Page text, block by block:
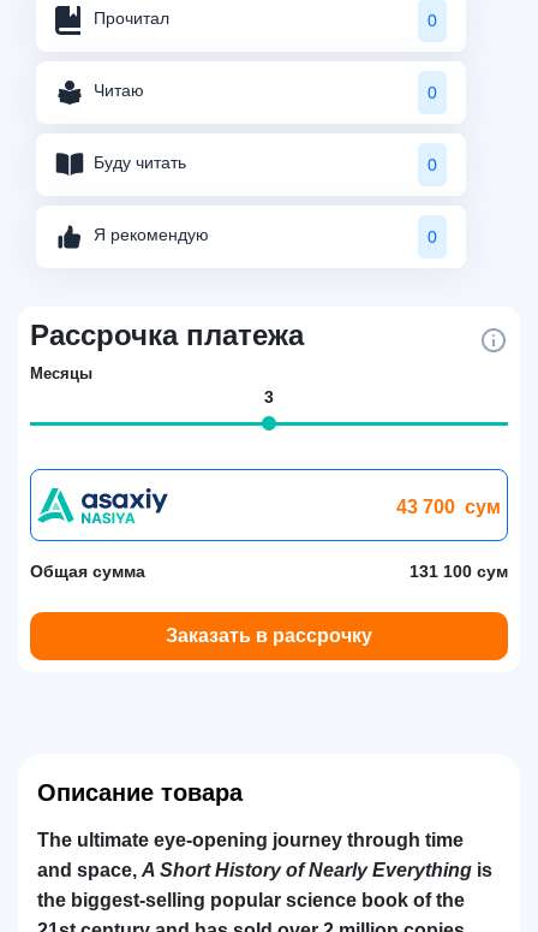
Прочитал 0
Читаю 0
Буду читать 0
Я рекомендую 0
Рассрочка платежа
Месяцы
3
43 700 сум
Общая сумма 131 100 сум
Заказать в рассрочку
Описание товара
The ultimate eye-opening journey through time
and space, A Short History of Nearly Everything is
the biggest-selling popular science book of the